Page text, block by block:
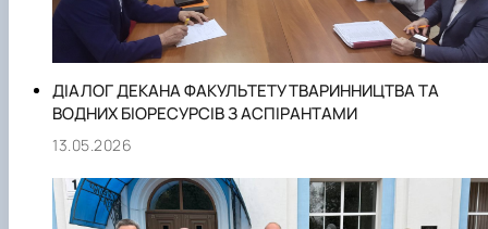
ДІАЛОГ ДЕКАНА ФАКУЛЬТЕТУ ТВАРИННИЦТВА ТА
ВОДНИХ БІОРЕСУРСІВ З АСПІРАНТАМИ
13.05.2026